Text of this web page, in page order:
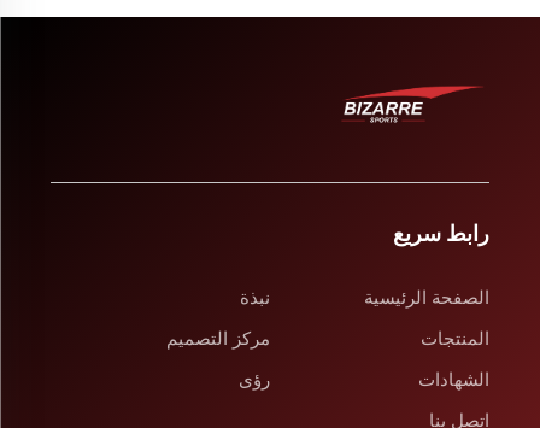
رابط سريع
الصفحة الرئيسية
نبذة
المنتجات
مركز التصميم
الشهادات
رؤى
اتصل بنا